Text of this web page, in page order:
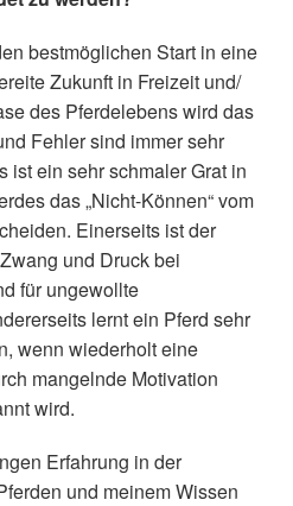
bestmöglichen Start in eine
Zukunft in Freizeit und/
des Pferdelebens wird das
Fehler sind immer sehr
ist ein sehr schmaler Grat in
das „Nicht-Können“ vom
Einerseits ist der
und Druck bei
für ungewollte
lernt ein Pferd sehr
wenn wiederholt eine
mangelnde Motivation
wird.
Erfahrung in der
und meinem Wissen